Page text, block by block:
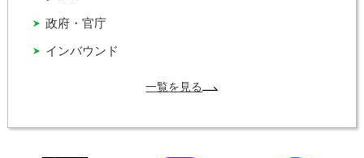
インバウンド
政府・官庁
一覧を見る